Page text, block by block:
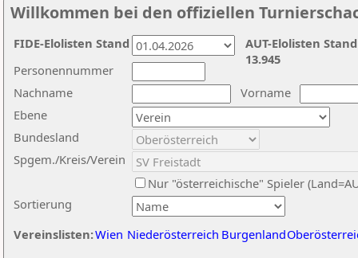
Willkommen bei den offiziellen
Nachname
Vorname
Ebene
Sortierung
Personennummer
Bundesland
Spgem./Kreis/Verein
Nur "österreichische" Spieler
Vereinslisten:Wien Niederösterreich Burgenland
AUT-Elolisten
13.945
FIDE-Elolisten Stand